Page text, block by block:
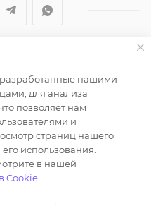
групп"
носит справочный
офертой
пункта 2 статьи 437
Федерации.
опубликованных
только при
редакции и
opt-milena.ru
нашими
для анализа
позволяет нам
и
страниц нашего
использования.
в нашей
Cookie